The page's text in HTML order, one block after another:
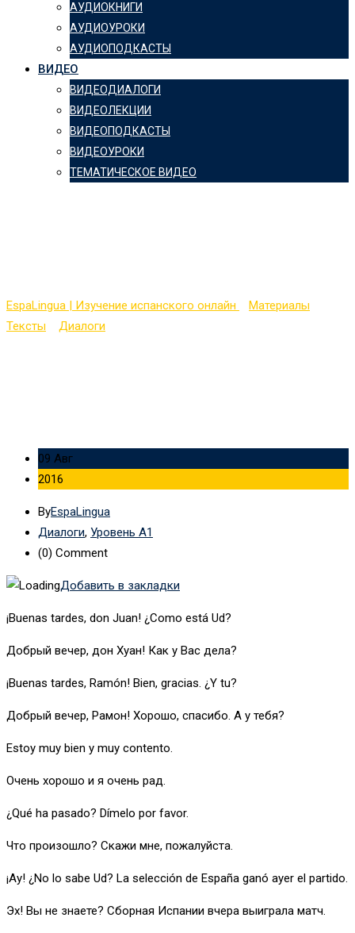
АУДИОКНИГИ
АУДИОУРОКИ
АУДИОПОДКАСТЫ
ВИДЕО
ВИДЕОДИАЛОГИ
ВИДЕОЛЕКЦИИ
ВИДЕОПОДКАСТЫ
ВИДЕОУРОКИ
ТЕМАТИЧЕСКОЕ ВИДЕО
EspaLingua | Изучение испанского онлайн Материалы
Тексты
Диалоги
09 Авг
2016
ByEspaLingua
Диалоги, Уровень А1
(0) Comment
Добавить в закладки
¡Buenas tardes, don Juan! ¿Como está Ud?
Добрый вечер, дон Хуан! Как у Вас дела?
¡Buenas tardes, Ramón! Bien, gracias. ¿Y tu?
Добрый вечер, Рамон! Хорошо, спасибо. А у тебя?
Estoy muy bien y muy contento.
Очень хорошо и я очень рад.
¿Qué ha pasado? Dímelo por favor.
Что произошло? Скажи мне, пожалуйста.
¡Ay! ¿No lo sabe Ud? La selección de España ganó ayer el partido.
Эх! Вы не знаете? Сборная Испании вчера выиграла матч.